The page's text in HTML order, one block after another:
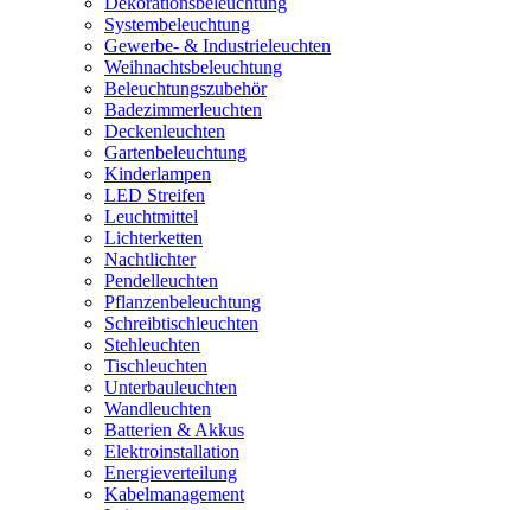
Systembeleuchtung
Gewerbe- & Industrieleuchten
Weihnachtsbeleuchtung
Beleuchtungszubehör
Badezimmerleuchten
Deckenleuchten
Gartenbeleuchtung
Kinderlampen
LED Streifen
Leuchtmittel
Lichterketten
Nachtlichter
Pendelleuchten
Pflanzenbeleuchtung
Schreibtischleuchten
Stehleuchten
Tischleuchten
Unterbauleuchten
Wandleuchten
Batterien & Akkus
Elektroinstallation
Energieverteilung
Kabelmanagement